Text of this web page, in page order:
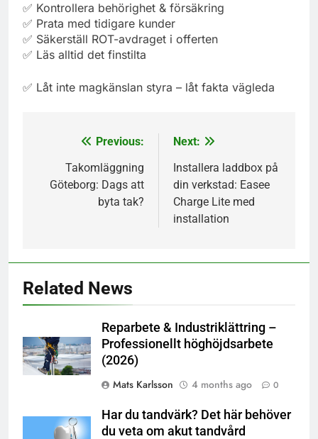
✅ Kontrollera behörighet & försäkring
✅ Prata med tidigare kunder
✅ Säkerställ ROT-avdraget i offerten
✅ Läs alltid det finstilta
✅ Låt inte magkänslan styra – låt fakta vägleda
navigation
Previous:
Takomläggning
Göteborg: Dags att
byta tak?
Next:
Installera laddbox på
din verkstad: Easee
Charge Lite med
installation
Related News
Reparbete & Industriklättring –
Professionellt höghöjdsarbete
(2026)
Mats Karlsson
4 months ago 0
Har du tandvärk? Det här behöver
du veta om akut tandvård
Drömmer du om avkoppling?
Akut tandvärk i Göteborg?
FÖRETAG SERVICE, VÅRD & OMSORG
Framtidens kunskap är
utbildning online